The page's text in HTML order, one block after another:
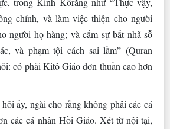
chính, và làm việc thiện cho người
người họ hàng; và cấm sự bất nhã sỗ
và phạm tội cách sai lầm” (Quran
có phải Kitô Giáo đơn thuần cao hơn
ấy, ngài cho rằng không phải các cá
các cá nhân Hồi Giáo. Xét từ nội tại,